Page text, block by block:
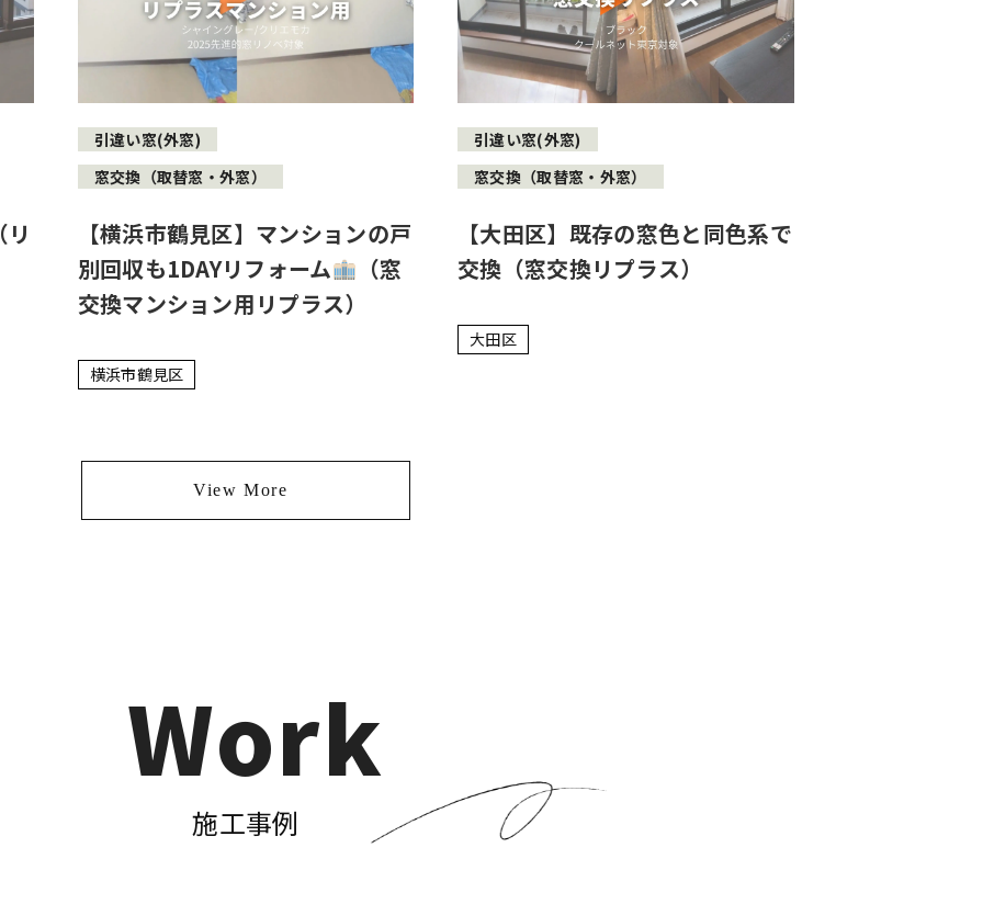
引違い窓(外窓)
窓交換（取替窓・外窓）
【横浜市鶴見区】マンションの戸
別回収も1DAYリフォーム
（窓
交換マンション用リプラス）
横浜市鶴見区
引違い窓(外窓)
窓交換（取替窓・外窓）
【大田区】既存の窓色と同色系で
交換（窓交換リプラス）
大田区
View More
Work
施工事例